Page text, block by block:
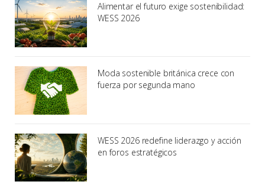
Alimentar el futuro exige sostenibilidad:
WESS 2026
Moda sostenible británica crece con
fuerza por segunda mano
WESS 2026 redefine liderazgo y acción
en foros estratégicos